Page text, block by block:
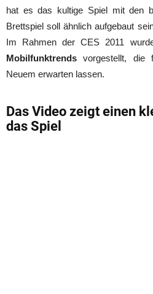
hat es das kultige Spiel mit den
Brettspiel soll ähnlich aufgebaut
Im Rahmen der CES 2011
Mobilfunktrends vorgestellt, die
Neuem erwarten lassen.
Das Video zeigt einen
das Spiel